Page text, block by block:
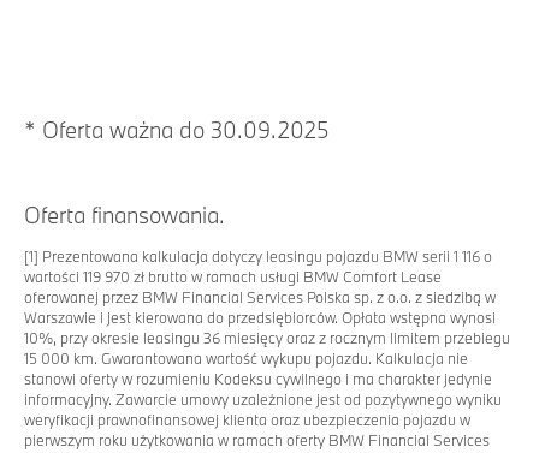
* Oferta ważna do 30.09.2025
Oferta finansowania.
[1] Prezentowana kalkulacja dotyczy leasingu pojazdu BMW serii 1 116 o
wartości 119 970 zł brutto w ramach usługi BMW Comfort Lease
oferowanej przez BMW Financial Services Polska sp. z o.o. z siedzibą w
Warszawie i jest kierowana do przedsiębiorców. Opłata wstępna wynosi
10%, przy okresie leasingu 36 miesięcy oraz z rocznym limitem przebiegu
15 000 km. Gwarantowana wartość wykupu pojazdu. Kalkulacja nie
stanowi oferty w rozumieniu Kodeksu cywilnego i ma charakter jedynie
informacyjny. Zawarcie umowy uzależnione jest od pozytywnego wyniku
weryfikacji prawnofinansowej klienta oraz ubezpieczenia pojazdu w
pierwszym roku użytkowania w ramach oferty BMW Financial Services